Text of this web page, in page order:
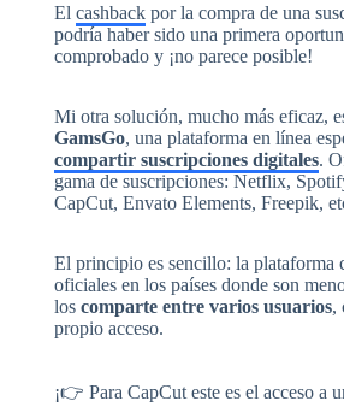
El cashbackpor la compra de una
podría haber sido una primera
comprobado y ¡no parece posible!
Mi otra solución, mucho más eficaz,
GamsGo, una plataforma en línea
compartir suscripciones digitales.
gama de suscripciones: Netflix,
CapCut, Envato Elements, Freepik,
El principio es sencillo: la plataforma
oficiales en los países donde son
los comparte entre varios usuarios,
propio acceso.
¡👉 Para CapCut este es el acceso a